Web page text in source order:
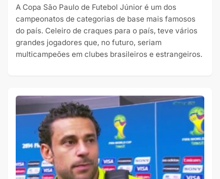
A Copa São Paulo de Futebol Júnior é um dos
campeonatos de categorias de base mais famosos
do país. Celeiro de craques para o país, teve vários
grandes jogadores que, no futuro, seriam
multicampeões em clubes brasileiros e estrangeiros.